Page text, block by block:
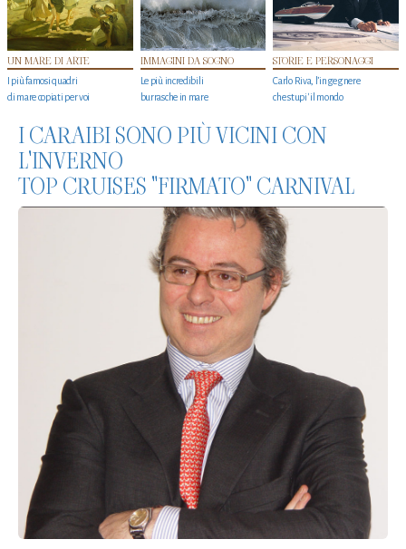
UN MARE DI ARTE
I più famosi quadri
di mare copiati per voi
IMMAGINI DA SOGNO
Le più incredibili
burrasche in mare
STORIE E PERSONAGGI
Carlo Riva, l’ingegnere
che stupi' il mondo
I CARAIBI SONO PIÙ VICINI CON
L'INVERNO
TOP CRUISES "FIRMATO" CARNIVAL